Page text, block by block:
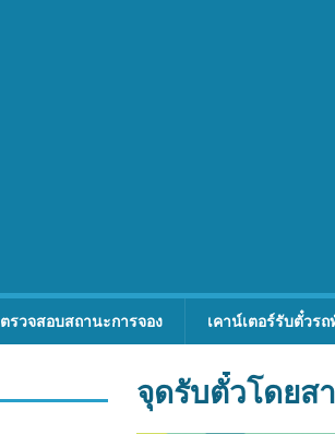
ตรวจสอบสถานะการจอง เคาน์เตอร์รับตั๋วรถ
จุดรับตั๋วโดยส